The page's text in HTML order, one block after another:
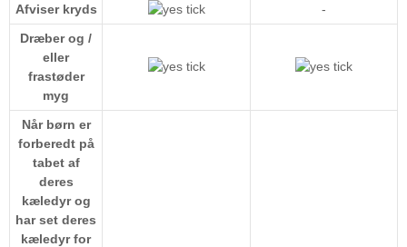
Afviser kryds
-
Dræber og /
eller
frastøder
myg
Når børn er
forberedt på
tabet af
deres
kæledyr og
har set deres
kæledyr for